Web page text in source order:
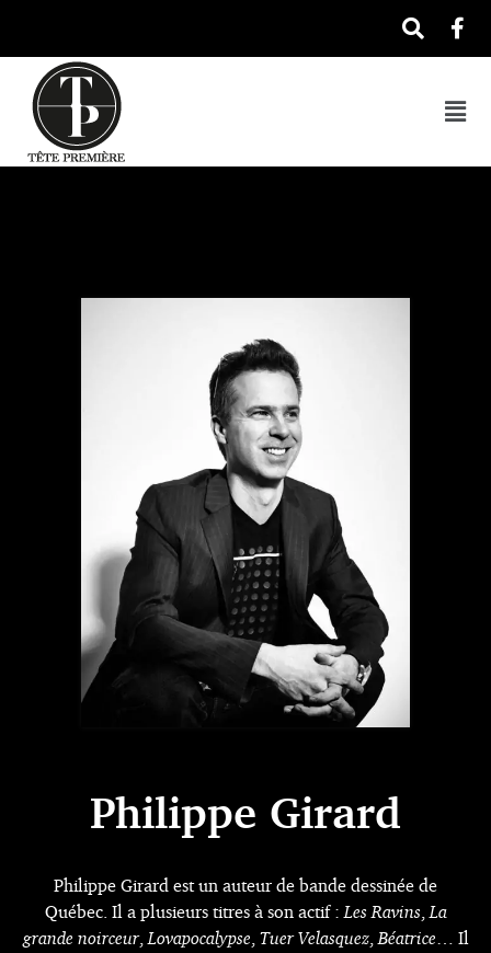
Philippe Girard
Philippe Girard est un auteur de bande dessinée de
Québec. Il a plusieurs titres à son actif : Les Ravins La
grande noirceur, Lovapocalypse Tuer Velasquez, Béatrice … Il